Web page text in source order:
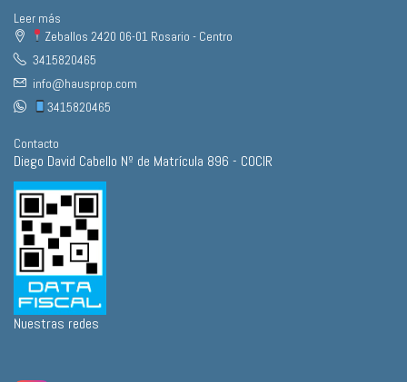
Leer más
Zeballos 2420 06-01 Rosario - Centro
3415820465
info@hausprop.com
3415820465
Contacto
Diego David Cabello Nº de Matrícula 896 - COCIR
Nuestras redes